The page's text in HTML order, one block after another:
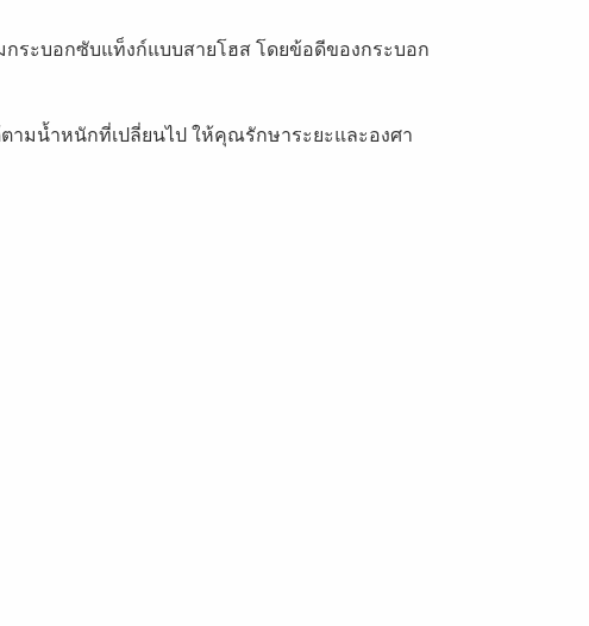
ระบอกซับแท็งก์แบบสายโฮส โดยข้อดีของกระบอก
ามน้ำหนักที่เปลี่ยนไป ให้คุณรักษาระยะและองศา